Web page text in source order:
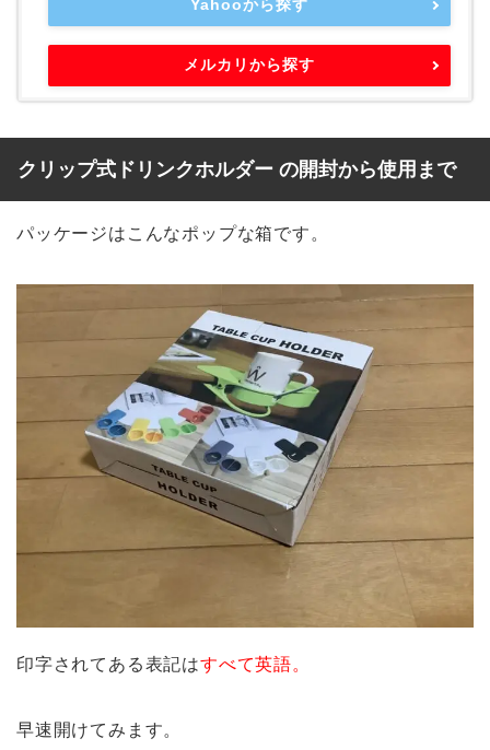
Yahooから探す
メルカリから探す
クリップ式ドリンクホルダー の開封から使用まで
パッケージはこんなポップな箱です。
印字されてある表記はすべて英語。
早速開けてみます。